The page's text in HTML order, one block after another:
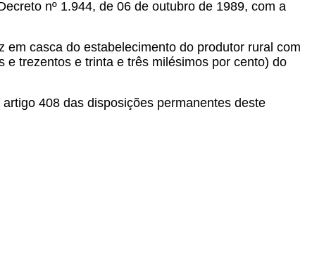
nº 1.944, de 06 de outubro de 1989, com a
casca do estabelecimento do produtor rural com
trezentos e trinta e três milésimos por cento) do
408 das disposições permanentes deste